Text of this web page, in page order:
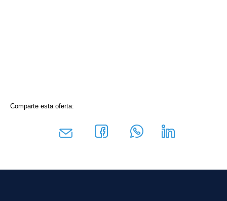
Comparte esta oferta: